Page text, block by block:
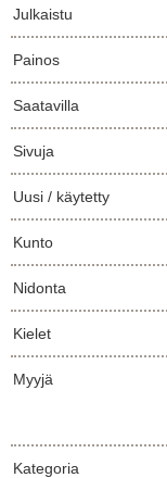
Julkaistu
Painos
Saatavilla
Sivuja
Uusi / käytetty
Kunto
Nidonta
Kielet
Myyjä
Kategoria